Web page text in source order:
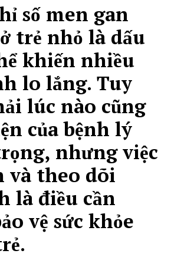
số men gan
trẻ nhỏ là dấu
khiến nhiều
lo lắng. Tuy
lúc nào cũng
của bệnh lý
nhưng việc
và theo dõi
là điều cần
vệ sức khỏe